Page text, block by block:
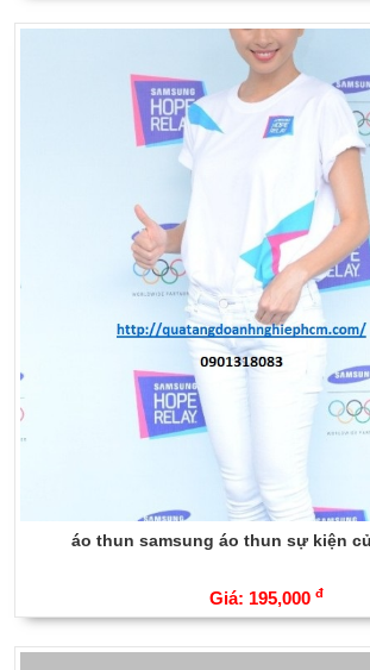
áo thun samsung áo thun sự kiện
Giá: 195,000 đ